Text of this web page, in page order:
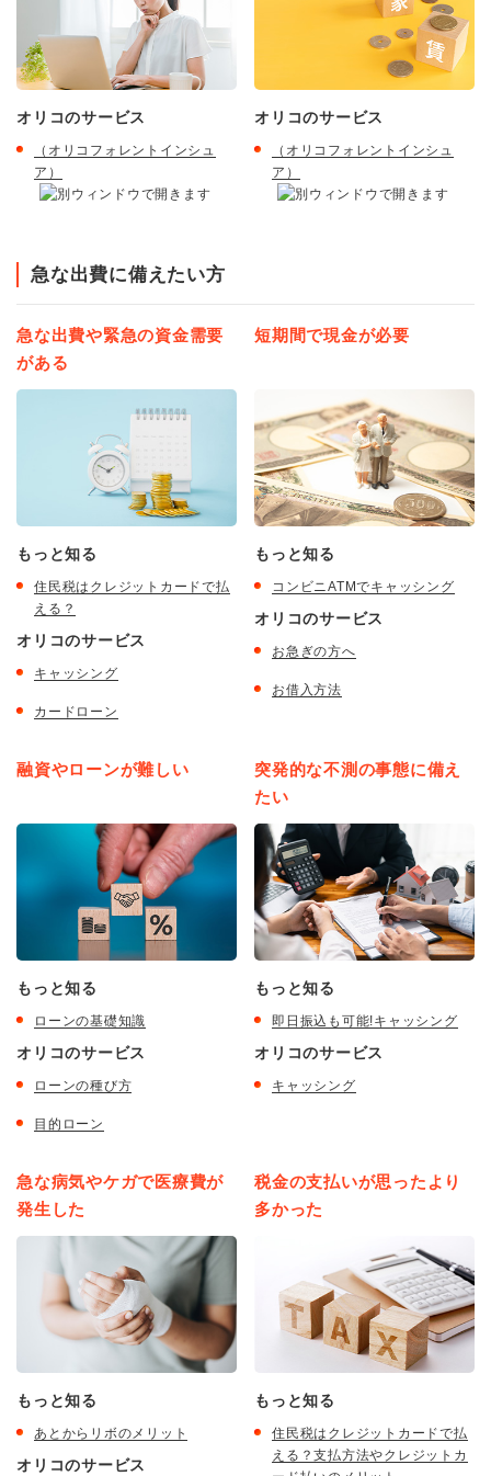
オリコのサービス
（オリコフォレントインシュ
ア）
オリコのサービス
（オリコフォレントインシュ
ア）
急な出費に備えたい方
急な出費や緊急の資金需要
がある
もっと知る
住民税はクレジットカードで払
える？
オリコのサービス
キャッシング
カードローン
短期間で現金が必要
もっと知る
コンビニATMでキャッシング
オリコのサービス
お急ぎの方へ
お借入方法
融資やローンが難しい
もっと知る
ローンの基礎知識
オリコのサービス
ローンの種び方
目的ローン
突発的な不測の事態に備え
たい
もっと知る
即日振込も可能!キャッシング
オリコのサービス
キャッシング
急な病気やケガで医療費が
発生した
もっと知る
あとからリボのメリット
オリコのサービス
税金の支払いが思ったより
多かった
もっと知る
住民税はクレジットカードで払
える？支払方法やクレジットカ